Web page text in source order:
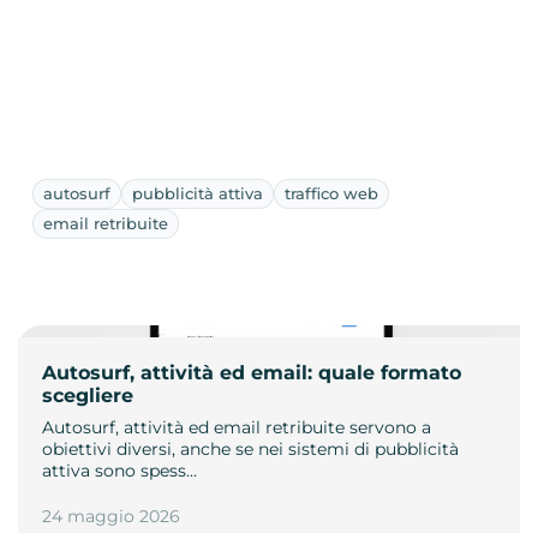
autosurf pubblicità attiva
traffico web
email retribuite
Autosurf, attività ed email: quale formato
scegliere
Autosurf, attività ed email retribuite servono a
obiettivi diversi, anche se nei sistemi di pubblicità
attiva sono spess…
24 maggio 2026